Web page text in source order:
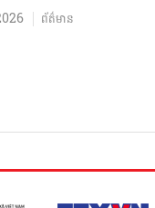
ព័ត៌មាន